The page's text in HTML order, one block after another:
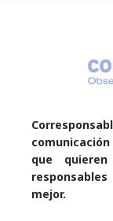
que
mejor.